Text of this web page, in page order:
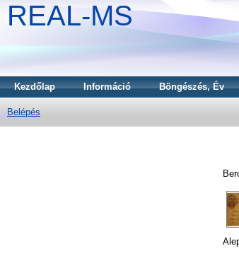
REAL-MS
Kezdőlap Információ Böngészés, Év
Belépés